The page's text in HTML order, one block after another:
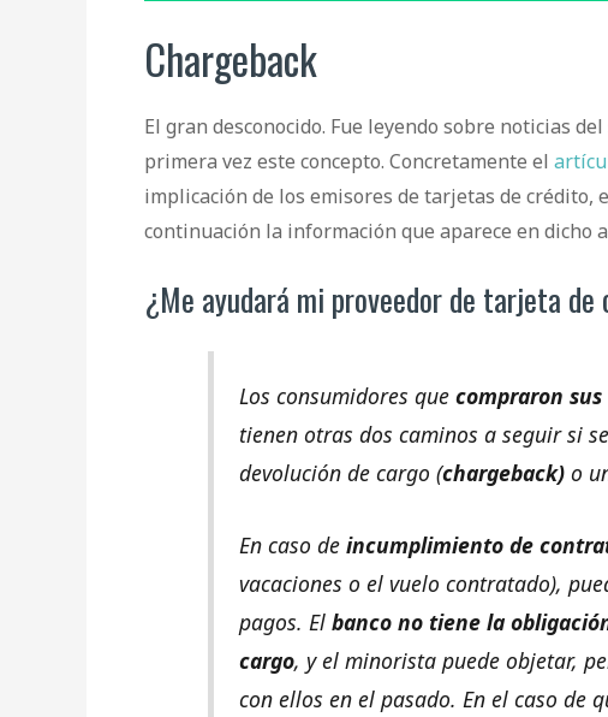
Chargeback
El gran desconocido. Fue leyendo sobre noticias
primera vez este concepto. Concretamente el
implicación de los emisores de tarjetas de crédito,
continuación la información que aparece en dicho
¿Me ayudará mi proveedor de tarjeta
Los consumidores que compraron
tienen otras dos caminos a seguir si
devolución de cargo (chargeback)o
En caso de incumplimiento de
vacaciones o el vuelo contratado),
pagos. El banco no tiene la
cargo, y el minorista puede objetar,
con ellos en el pasado. En el caso de